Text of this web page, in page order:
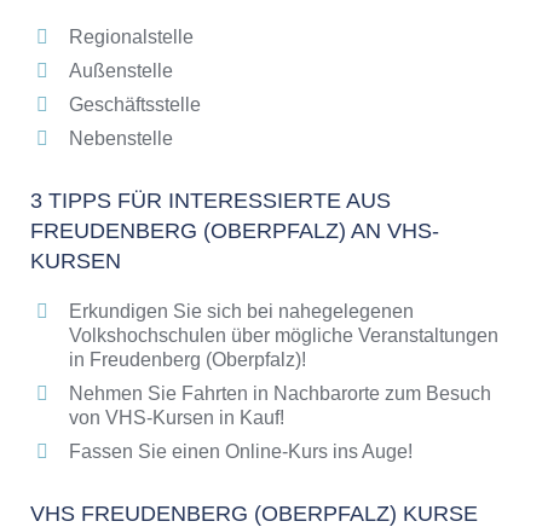
Regionalstelle
Außenstelle
Geschäftsstelle
Nebenstelle
3 TIPPS FÜR INTERESSIERTE AUS
FREUDENBERG (OBERPFALZ) AN VHS-
KURSEN
Erkundigen Sie sich bei nahegelegenen
Volkshochschulen über mögliche Veranstaltungen
in Freudenberg (Oberpfalz)!
Nehmen Sie Fahrten in Nachbarorte zum Besuch
von VHS-Kursen in Kauf!
Fassen Sie einen Online-Kurs ins Auge!
VHS FREUDENBERG (OBERPFALZ) KURSE